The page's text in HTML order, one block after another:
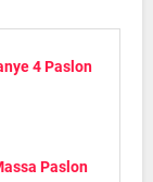
4 Paslon
Paslon